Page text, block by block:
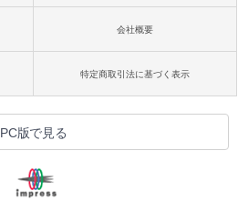
会社概要
特定商取引法に基づく表示
PC版で見る